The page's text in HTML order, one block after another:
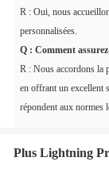
R : Oui, nous
personnalisées.
Q : Comment
R : Nous accordons la
en offrant un excellent
répondent aux normes
Plus Lightning